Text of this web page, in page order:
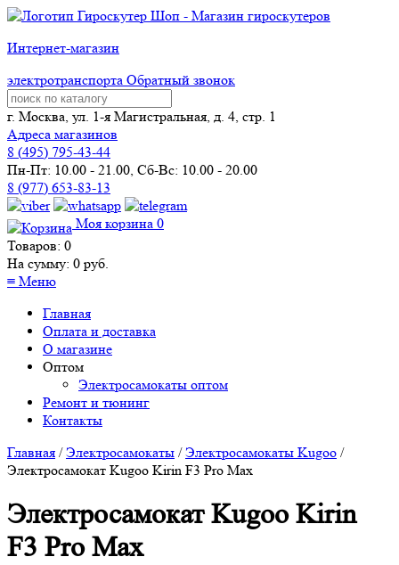
Интернет-магазин
электротранспорта Обратный звонок
г. Москва, ул. 1-я Магистральная, д. 4, стр. 1
Адреса магазинов
8 (495) 795-43-44
Пн-Пт: 10.00 - 21.00, Сб-Вс: 10.00 - 20.00
8 (977) 653-83-13
Моя корзина 0
Товаров: 0
На сумму: 0 руб.
≡ Меню
Главная
Оплата и доставка
О магазине
Оптом
Электросамокаты оптом
Ремонт и тюнинг
Контакты
Главная /Электросамокаты /Электросамокаты Kugoo /
Электросамокат Kugoo Kirin F3 Pro Max
Электросамокат Kugoo Kirin
F3 Pro Max